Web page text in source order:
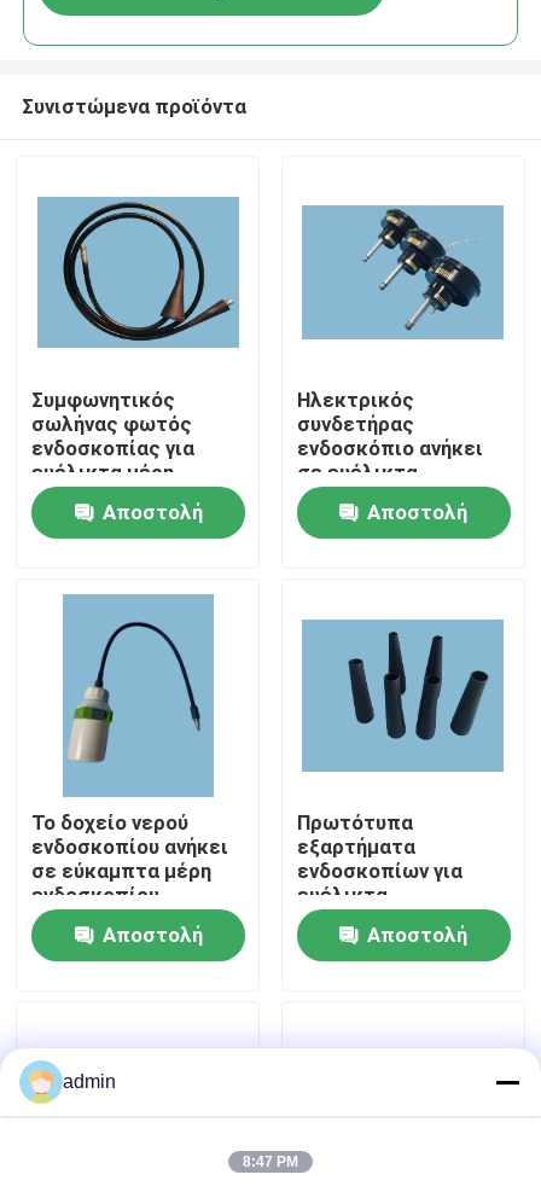
Σπίτι
Βίντεο
Σχετικά με εμάς
Επισκέψεις στο εργοστάσιο
Έλεγχος ποιότητας
Επικοινωνήστε μαζί μας
Ιατρικό ενδοσκόπιο
Συνιστώμενα προϊόντα
Συμφωνητικός
σωλήνας φωτός
ενδοσκοπίας για
ευέλικτα μέρη
ενδοσκοπίου
Αποστολή
Ηλεκτρικός
συνδετήρας
ενδοσκόπιο ανήκει
σε ευέλικτα
ανταλλακτικά
ενδοσκόπησης
Αποστολή
Το δοχείο νερού
ενδοσκοπίου ανήκει
σε εύκαμπτα μέρη
ενδοσκοπίου
Αποστολή
Πρωτότυπα
εξαρτήματα
ενδοσκοπίων για
ευέλικτα
ανταλλακτικά
ενδοσκοπίων
Αποστολή
admin
8:47 PM